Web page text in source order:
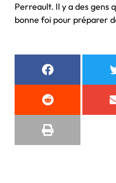
Perreault. Il y a des gens
bonne foi pour préparer